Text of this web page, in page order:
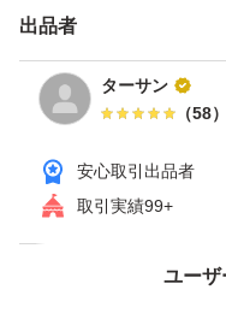
出品者
ターサン
（58）
安心取引出品者
取引実績99+
ユーザ
価格の相談